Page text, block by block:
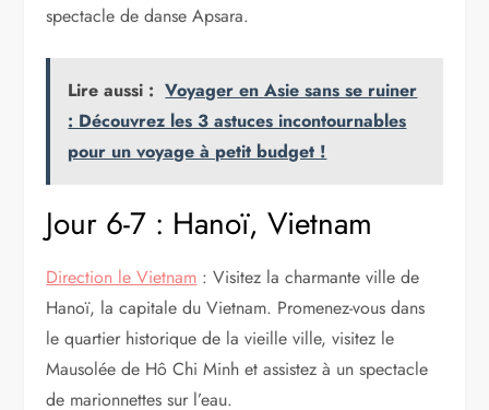
spectacle de danse Apsara.
Lire aussi : Voyager en Asie sans se ruiner
: Découvrez les 3 astuces incontournables
pour un voyage à petit budget !
Jour 6-7 : Hanoï, Vietnam
Direction le Vietnam : Visitez la charmante ville de
Hanoï, la capitale du Vietnam. Promenez-vous dans
le quartier historique de la vieille ville, visitez le
Mausolée de Hô Chi Minh et assistez à un spectacle
de marionnettes sur l’eau.